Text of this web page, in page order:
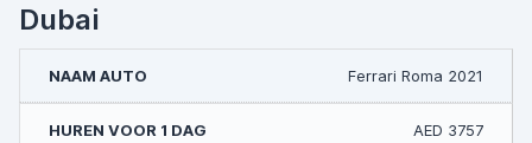
Dubai
Ferrari Roma 2021
AED 3757